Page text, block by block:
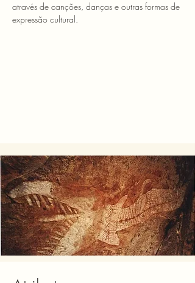
através de canções, danças e outras formas de
expressão cultural.